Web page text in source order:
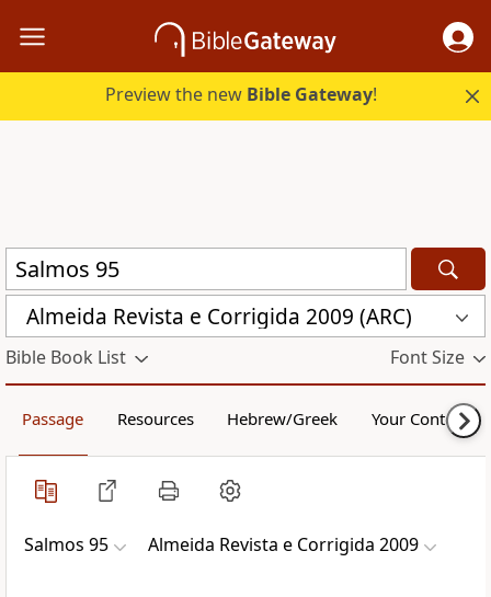
Preview the new Bible Gateway!
Almeida Revista e Corrigida 2009 (ARC)
Bible Book List Font Size
Passage Resources Hebrew/Greek Your Content
Salmos 95 Almeida Revista e Corrigida 2009